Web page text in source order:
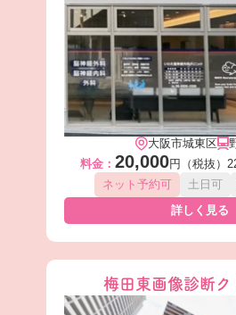
大阪市城東区
料金： 20,000円（税抜）
ネット予約可
土日可
詳しく見る
梅田東画像診断ク